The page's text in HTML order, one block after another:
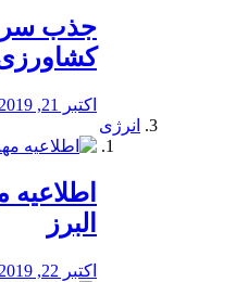
جذب
اکتبر 21, 2019
انرژی
البرز
اکتبر 22, 2019